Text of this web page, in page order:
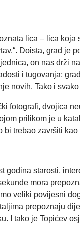
lica – lica
Doista, grad je
on nas drži
i tugovanja;
novih. Tako i
fotografi, dvojica
prilikom je u
trebao završiti
godina starosti,
mora
veliki povijesni
prepoznaju
I tako je Topićev